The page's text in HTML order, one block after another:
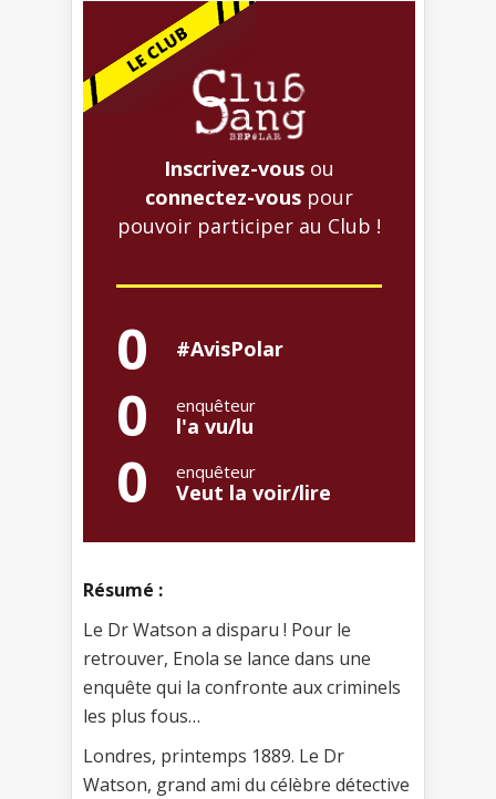
Inscrivez-vous ou
connectez-vous pour
pouvoir participer au Club !
0 #AvisPolar
0 enquêteur
l'a vu/lu
0 enquêteur
Veut la voir/lire
Résumé :
Le Dr Watson a disparu ! Pour le
retrouver, Enola se lance dans une
enquête qui la confronte aux criminels
les plus fous…
Londres, printemps 1889. Le Dr
Watson, grand ami du célèbre détective